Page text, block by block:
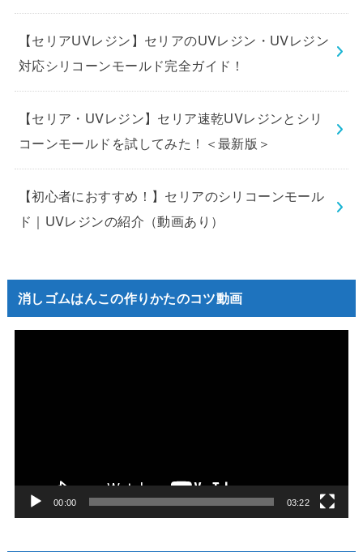
【セリアUVレジン】セリアのUVレジン・UVレジン
対応シリコーンモールド完全ガイド！
【セリア・UVレジン】セリア速乾UVレジンとシリ
コーンモールドを試してみた！＜最新版＞
【初心者におすすめ！】セリアのシリコーンモール
ド｜UVレジンの紹介（動画あり）
消しゴムはんこの作りかたのコツ動画
ー
00:00 03:22